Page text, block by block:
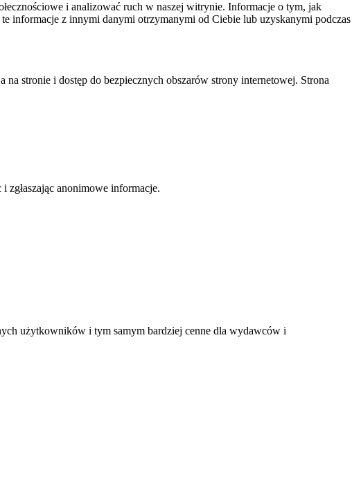
i analizować ruch w naszej witrynie. Informacje o tym, jak
informacje z innymi danymi otrzymanymi od Ciebie lub uzyskanymi podczas
stronie i dostęp do bezpiecznych obszarów strony internetowej. Strona
zgłaszając anonimowe informacje.
użytkowników i tym samym bardziej cenne dla wydawców i